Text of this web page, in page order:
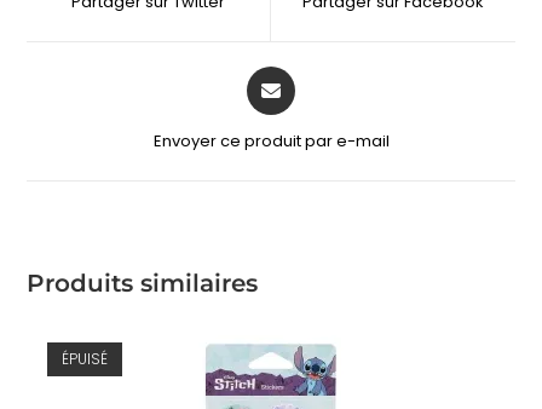
Envoyer ce produit par e-mail
Produits similaires
ÉPUISÉ